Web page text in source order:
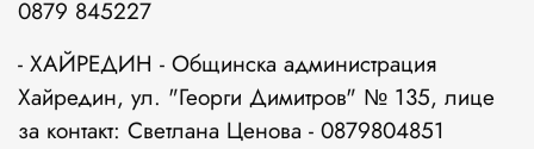
0879 845227
- ХАЙРЕДИН - Общинска администрация
Хайредин, ул. "Георги Димитров" № 135, лице
за контакт: Светлана Ценова - 0879804851